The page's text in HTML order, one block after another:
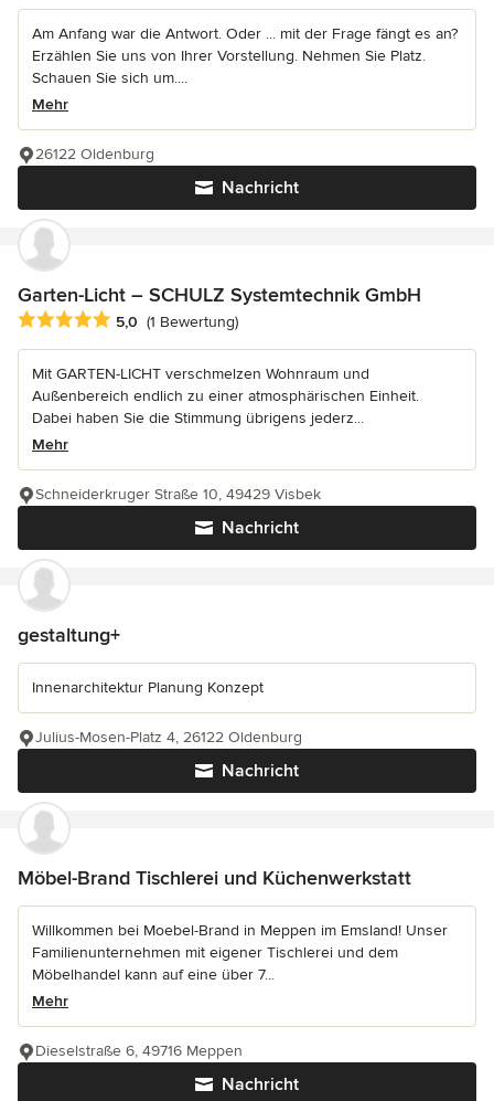
Am Anfang war die Antwort. Oder ... mit der Frage fängt es an?
Erzählen Sie uns von Ihrer Vorstellung. Nehmen Sie Platz.
Schauen Sie sich um....
Mehr
Nachricht
26122 Oldenburg
Garten-Licht – SCHULZ Systemtechnik GmbH
Durchschnittliche Bewertung: 5 von 5 Sternen
5,0 (1 Bewertung)
Mit GARTEN-LICHT verschmelzen Wohnraum und
Außenbereich endlich zu einer atmosphärischen Einheit.
Dabei haben Sie die Stimmung übrigens jederz...
Mehr
Nachricht
Schneiderkruger Straße 10, 49429 Visbek
gestaltung+
Innenarchitektur Planung Konzept
Nachricht
Julius-Mosen-Platz 4, 26122 Oldenburg
Möbel-Brand Tischlerei und Küchenwerkstatt
Willkommen bei Moebel-Brand in Meppen im Emsland! Unser
Familienunternehmen mit eigener Tischlerei und dem
Möbelhandel kann auf eine über 7...
Mehr
Nachricht
Dieselstraße 6, 49716 Meppen